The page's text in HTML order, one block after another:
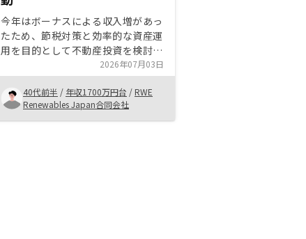
今年はボーナスによる収入増があっ
たため、節税対策と効率的な資産運
用を目的として不動産投資を検討し
始めました。 ​正直なところ、他社
サイトではより安価な物件や、一見
条件の良い物件も見受けられまし
た。しかし、最終的にRENOSYでの
購入を決めた理由は、圧倒的な管理
2026年07月03日
40代前半 / 年収1700万円台 /RWE
Renewables Japan合同会社